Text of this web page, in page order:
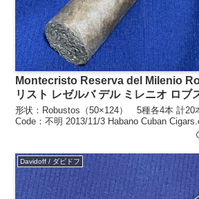
Montecristo Reserva del Milenio
リスト レゼルバ デル ミレニオ ロブ
形状：Robustos（50×124） 5種各4本 計
Code：不明 2013/11/3 Habano Cuban
Davidoff / ダビドフ